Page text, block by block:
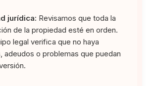
jurídica: Revisamos que toda la
de la propiedad esté en orden.
legal verifica que no haya
adeudos o problemas que puedan